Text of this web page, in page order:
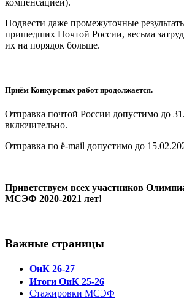
компенсацией).
Подвести даже промежуточные
пришедших Почтой России, весьма
их на порядок больше.
Приём Конкурсных работ продолжается.
Отправка почтой России допустимо до
включительно.
Отправка по ё-mail допустимо до
Приветствуем всех участников
МСЭФ 2020-2021 лет!
Важные страницы
ОиК 26-27
Итоги ОиК 25-26
Стажировки МСЭФ